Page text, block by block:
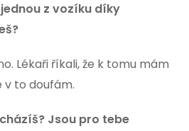
jednou z vozíku díky
Lékaři říkali, že k tomu mám
v to doufám.
Jsou pro tebe